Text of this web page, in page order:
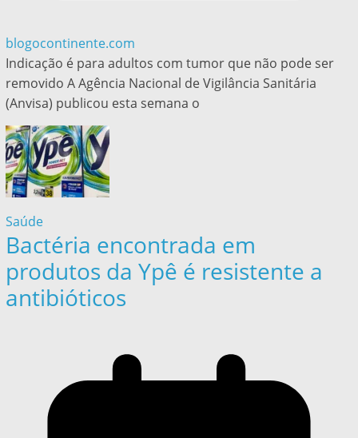
blogocontinente.com
Indicação é para adultos com tumor que não pode ser
removido A Agência Nacional de Vigilância Sanitária
(Anvisa) publicou esta semana o
Saúde
Bactéria encontrada em
produtos da Ypê é resistente a
antibióticos